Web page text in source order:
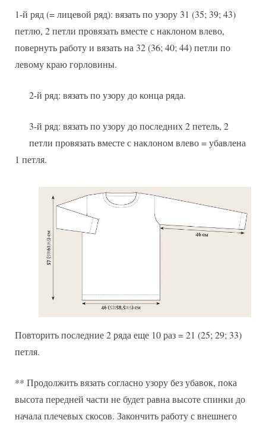
1-й ряд (= лицевой ряд): вязать по узору 31 (35; 39; 43)
петлю, 2 петли провязать вместе с наклоном влево,
повернуть работу и вязать на 32 (36; 40; 44) петли по
левому краю горловины.
2-й ряд: вязать по узору до конца ряда.
3-й ряд: вязать по узору до последних 2 петель, 2
петли провязать вместе с наклоном влево = убавлена
1 петля.
Повторить последние 2 ряда еще 10 раз = 21 (25; 29; 33)
петля.
** Продолжить вязать согласно узору без убавок, пока
высота передней части не будет равна высоте спинки до
начала плечевых скосов. Закончить работу с внешнего